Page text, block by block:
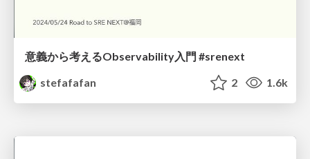
意義から考えるObservability入門 #srenext
stefafafan
2 1.6k